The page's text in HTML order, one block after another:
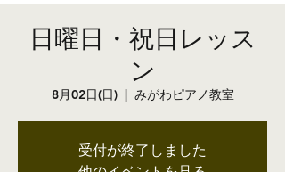
日曜日・祝日レッス
ン
8月02日(日)
  |
みがわピアノ教室
受付が終了しました